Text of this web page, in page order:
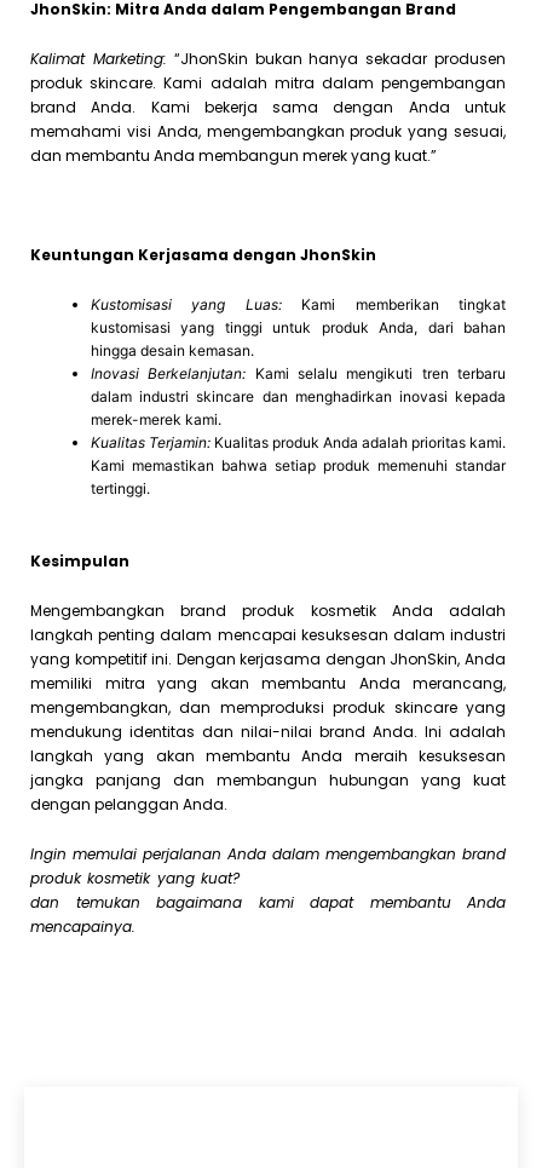
JhonSkin: Mitra Anda dalam Pengembangan Brand
Kalimat Marketing: “JhonSkin bukan hanya sekadar produsen
produk skincare. Kami adalah mitra dalam pengembangan
brand Anda. Kami bekerja sama dengan Anda untuk
memahami visi Anda, mengembangkan produk yang sesuai,
dan membantu Anda membangun merek yang kuat.”
Keuntungan Kerjasama dengan JhonSkin
Kustomisasi yang Luas:Kami memberikan tingkat
kustomisasi yang tinggi untuk produk Anda, dari bahan
hingga desain kemasan.
Inovasi Berkelanjutan: Kami selalu mengikuti tren terbaru
dalam industri skincare dan menghadirkan inovasi kepada
merek-merek kami.
Kualitas Terjamin: Kualitas produk Anda adalah prioritas kami.
Kami memastikan bahwa setiap produk memenuhi standar
tertinggi.
Kesimpulan
Mengembangkan brand produk kosmetik Anda adalah
langkah penting dalam mencapai kesuksesan dalam industri
yang kompetitif ini. Dengan kerjasama dengan JhonSkin, Anda
memiliki mitra yang akan membantu Anda merancang,
mengembangkan, dan memproduksi produk skincare yang
mendukung identitas dan nilai-nilai brand Anda. Ini adalah
langkah yang akan membantu Anda meraih kesuksesan
jangka panjang dan membangun hubungan yang kuat
dengan pelanggan Anda.
Ingin memulai perjalanan Anda dalam mengembangkan brand
produk kosmetik yang kuat?
dan temukan bagaimana kami dapat membantu Anda
mencapainya.